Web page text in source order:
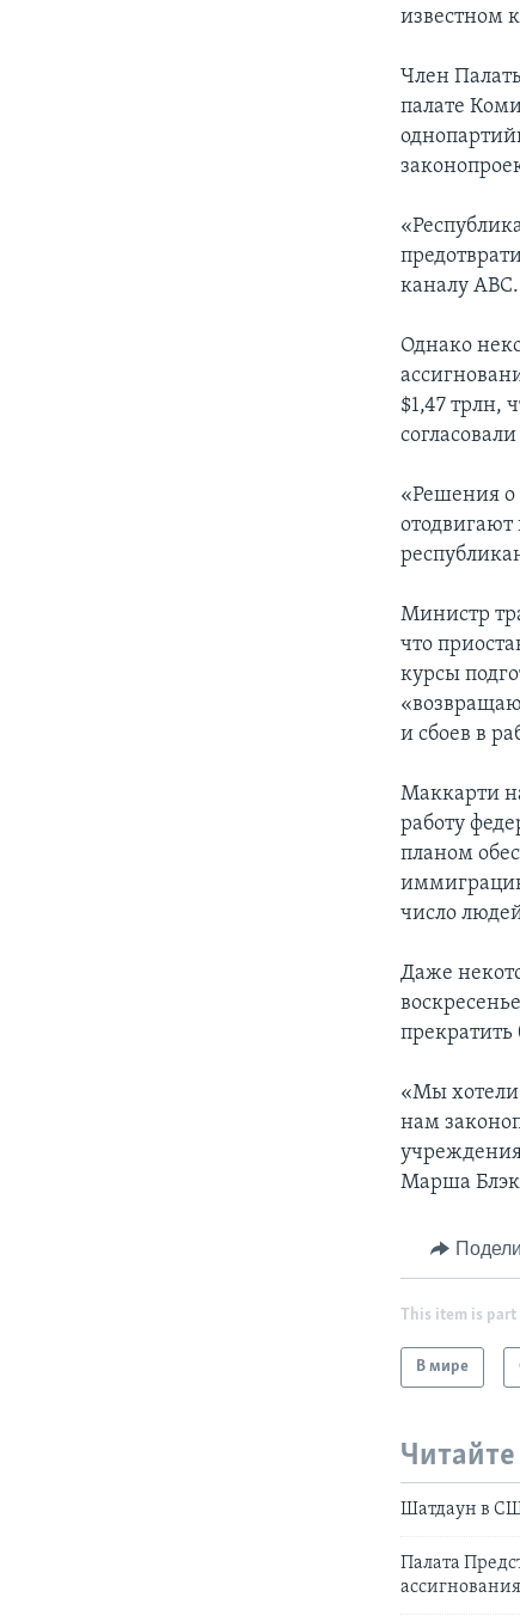
известном
Член
палате
каналу ABC.
Однако
$1,47 трлн,
«Решения
отодвигают
Министр
что
курсы
и сбоев в
Маккарти
работу
планом
число
Даже
прекратить
«Мы хотели
нам
Марша
This item is part
В мире
Шатдаун в
Палата